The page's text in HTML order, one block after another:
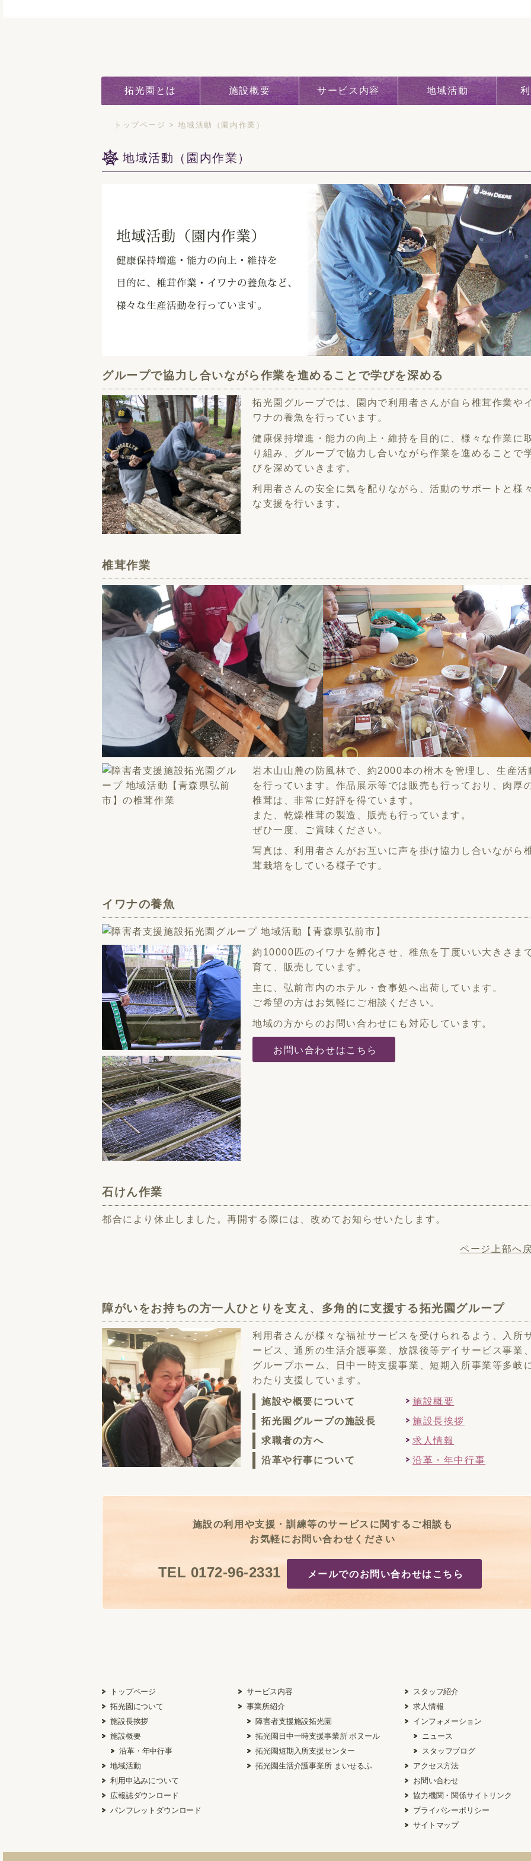
拓光園とは 施設概要 サービス内容 地域活動
トップページ >地域活動（園内作業）
地域活動（園内作業）
グループで協力し合いながら作業を進めることで学びを深める
拓光園グループでは、園内で利用者さんが自ら椎茸作業や
ワナの養魚を行っています。
健康保持増進・能力の向上・維持を目的に、様々な作業に
り組み、グループで協力し合いながら作業を進めることで
びを深めていきます。
利用者さんの安全に気を配りながら、活動のサポートと様
な支援を行います。
椎茸作業
岩木山山麓の防風林で、約2000本の榾木を管理し、生産活
を行っています。作品展示等では販売も行っており、肉厚
椎茸は、非常に好評を得ています。
また、乾燥椎茸の製造、販売も行っています。
ぜひ一度、ご賞味ください。
写真は、利用者さんがお互いに声を掛け協力し合いながら
茸栽培をしている様子です。
イワナの養魚
約10000匹のイワナを孵化させ、稚魚を丁度いい大きさま
育て、販売しています。
主に、弘前市内のホテル・食事処へ出荷しています。
ご希望の方はお気軽にご相談ください。
地域の方からのお問い合わせにも対応しています。
お問い合わせはこちら
石けん作業
都合により休止しました。再開する際には、改めてお知らせいたします。
ページ上部へ
障がいをお持ちの方一人ひとりを支え、多角的に支援する拓光園グループ
利用者さんが様々な福祉サービスを受けられるよう、入所
ービス、通所の生活介護事業、放課後等デイサービス事業
グループホーム、日中一時支援事業、短期入所事業等多岐
わたり支援しています。
施設や概要について
施設概要
拓光園グループの施設長
施設長挨拶
求職者の方へ
求人情報
沿革や行事について
沿革・年中行事
施設の利用や支援・訓練等のサービスに関するご相談も
お気軽にお問い合わせください
TEL 0172-96-2331 メールでのお問い合わせはこちら
トップページ
拓光園について
施設長挨拶
施設概要
沿革・年中行事
地域活動
利用申込みについて
広報誌ダウンロード
パンフレットダウンロード
サービス内容
事業所紹介
障害者支援施設拓光園
拓光園日中一時支援事業所 ボヌール
拓光園短期入所支援センター
拓光園生活介護事業所 まいせるふ
スタッフ紹介
求人情報
インフォメーション
ニュース
スタッフブログ
アクセス方法
お問い合わせ
協力機関・関係サイトリンク
プライバシーポリシー
サイトマップ